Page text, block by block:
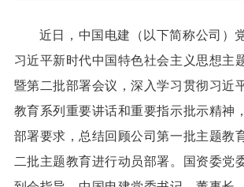
近日，中国电建（以下简称公司）
习近平新时代中国特色社会主义思想主
暨第二批部署会议，深入学习贯彻习近
教育系列重要讲话和重要指示批示精神
部署要求，总结回顾公司第一批主题教
二批主题教育进行动员部署。国资委党